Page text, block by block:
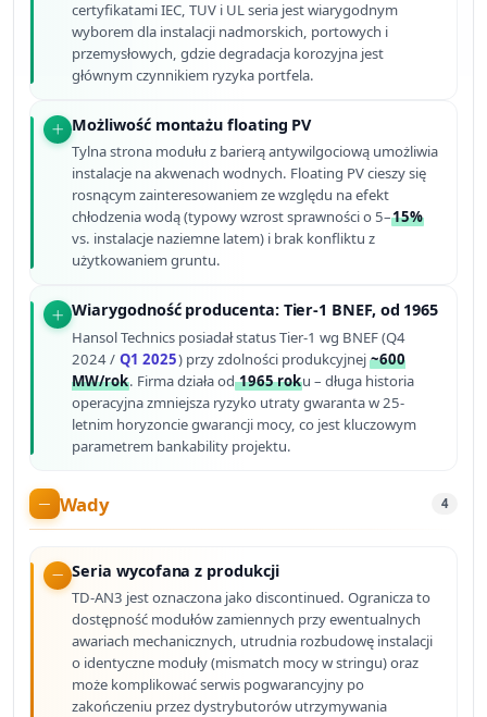
certyfikatami IEC, TUV i UL seria jest wiarygodnym
wyborem dla instalacji nadmorskich, portowych i
przemysłowych, gdzie degradacja korozyjna jest
głównym czynnikiem ryzyka portfela.
Możliwość montażu floating PV
Tylna strona modułu z barierą antywilgociową umożliwia
instalacje na akwenach wodnych. Floating PV cieszy się
rosnącym zainteresowaniem ze względu na efekt
chłodzenia wodą (typowy wzrost sprawności o 5–15%
vs. instalacje naziemne latem) i brak konfliktu z
użytkowaniem gruntu.
Wiarygodność producenta: Tier-1 BNEF, od 1965
Hansol Technics posiadał status Tier-1 wg BNEF (Q4
2024 / Q1 2025) przy zdolności produkcyjnej~600
MW/rok. Firma działa od1965 roku – długa historia
operacyjna zmniejsza ryzyko utraty gwaranta w 25-
letnim horyzoncie gwarancji mocy, co jest kluczowym
parametrem bankability projektu.
Wady 4
Seria wycofana z produkcji
TD-AN3 jest oznaczona jako discontinued. Ogranicza to
dostępność modułów zamiennych przy ewentualnych
awariach mechanicznych, utrudnia rozbudowę instalacji
o identyczne moduły (mismatch mocy w stringu) oraz
może komplikować serwis pogwarancyjny po
zakończeniu przez dystrybutorów utrzymywania